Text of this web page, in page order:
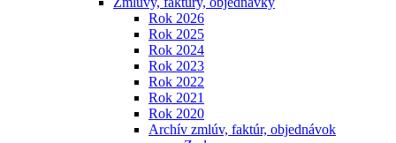
Rok 2026
Rok 2025
Rok 2024
Rok 2023
Rok 2022
Rok 2021
Rok 2020
Archív zmlúv, faktúr, objednávok